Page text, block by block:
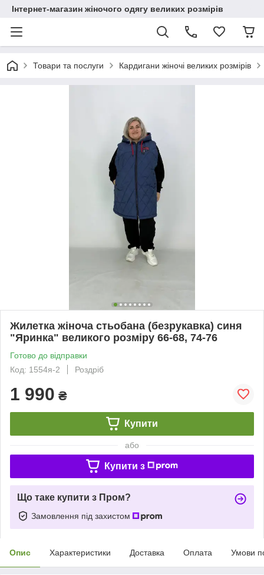
Інтернет-магазин жіночого одягу великих розмірів
Товари та послуги Кардигани жіночі великих розмірів
Жилетка жіноча стьобана (безрукавка) синя
"Яринка" великого розміру 66-68, 74-76
Готово до відправки
Код: 1554я-2
Роздріб
1 990 ₴
Купити
або
Купити з
Що таке купити з Пром?
Замовлення під захистом
Опис Характеристики Доставка Оплата Умови